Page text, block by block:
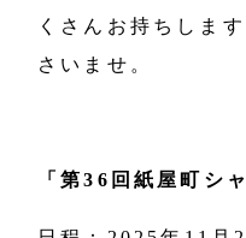
くさんお持ちしま
さいませ。
「第36回紙屋町シ